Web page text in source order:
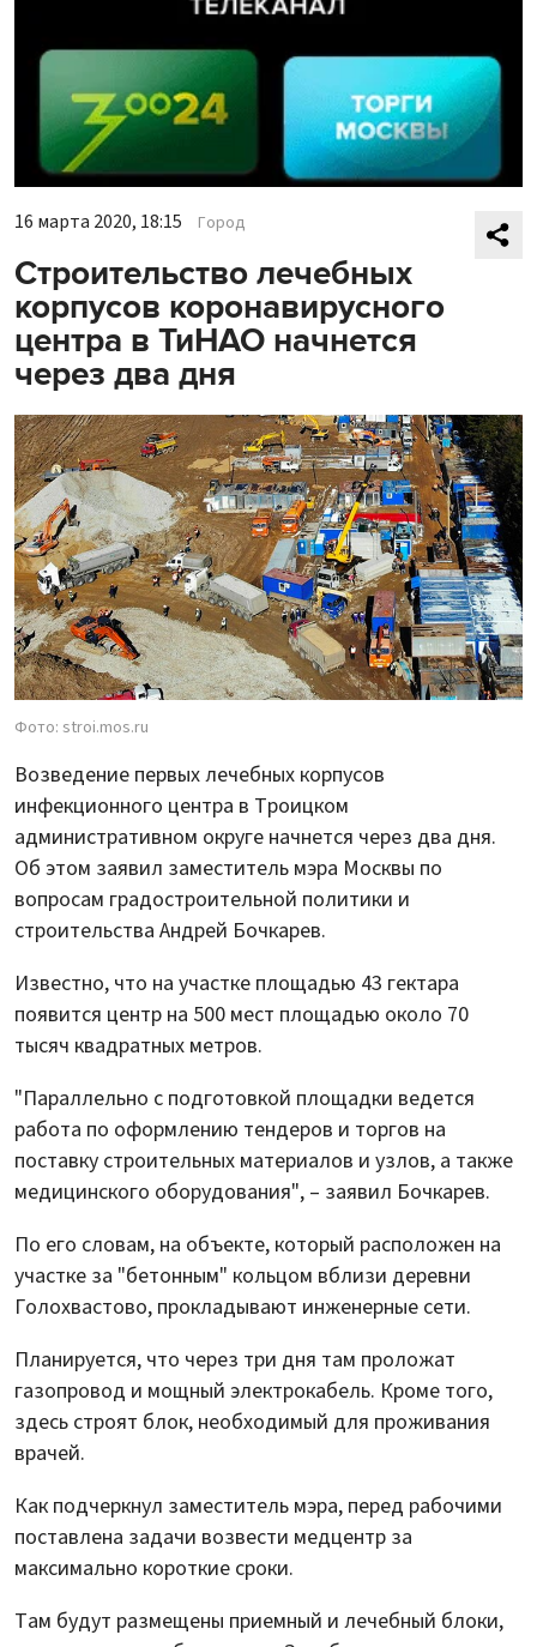
16 марта 2020, 18:15 Город
Строительство лечебных
корпусов коронавирусного
центра в ТиНАО начнется
через два дня
Фото: stroi.mos.ru
Возведение первых лечебных корпусов
инфекционного центра в Троицком
административном округе начнется через два дня.
Об этом заявил заместитель мэра Москвы по
вопросам градостроительной политики и
строительства Андрей Бочкарев.
Известно, что на участке площадью 43 гектара
появится центр на 500 мест площадью около 70
тысяч квадратных метров.
"Параллельно с подготовкой площадки ведется
работа по оформлению тендеров и торгов на
поставку строительных материалов и узлов, а также
медицинского оборудования", – заявил Бочкарев.
По его словам, на объекте, который расположен на
участке за "бетонным" кольцом вблизи деревни
Голохвастово, прокладывают инженерные сети.
Планируется, что через три дня там проложат
газопровод и мощный электрокабель. Кроме того,
здесь строят блок, необходимый для проживания
врачей.
Как подчеркнул заместитель мэра, перед рабочими
поставлена задачи возвести медцентр за
максимально короткие сроки.
Там будут размещены приемный и лечебный блоки,